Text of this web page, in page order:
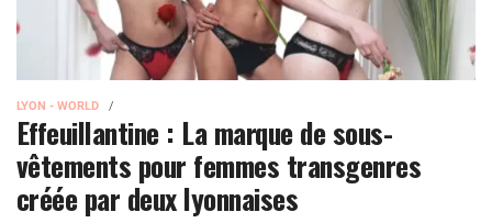
LYON - WORLD
Effeuillantine : La marque de sous-
vêtements pour femmes transgenres
créée par deux lyonnaises